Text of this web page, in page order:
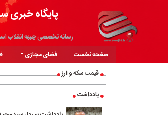
پایگاه خبری
رسانه تخصصی جبهه انقلاب
صفحه نخست فضای مجازی
قیمت سکه و ارز
یادداشت